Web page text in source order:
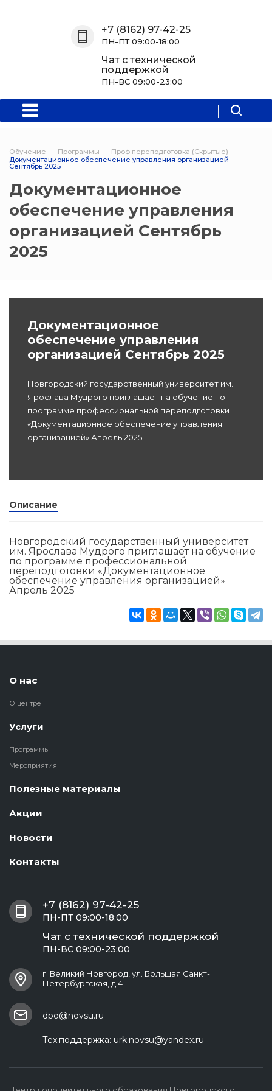
Программы
Программы
Проф
Цифровая
Мероприятия
Информация
+7 (8162) 97-42-25
ПН-ПТ 09:00-18:00
Чат с технической
поддержкой
ПН-ВС 09:00-23:00
Обучение Программы
Проф переподготовка (Скрытые)
Документационное обеспечение управления организацией
Сентябрь 2025
Документационное
обеспечение управления
организацией Сентябрь
2025
Документационное
обеспечение управления
организацией Сентябрь 2025
Новгородский государственный университет им.
Ярослава Мудрого приглашает на обучение по
программе профессиональной переподготовки
«Документационное обеспечение управления
организацией» Апрель 2025
Описание
Новгородский государственный университет
им. Ярослава Мудрого приглашает на обучение
по программе профессиональной
переподготовки «Документационное
обеспечение управления организацией»
Апрель 2025
О нас
О центре
Услуги
Программы
Мероприятия
Полезные материалы
Акции
Новости
Контакты
+7 (8162) 97-42-25
ПН-ПТ 09:00-18:00
Чат с технической поддержкой
ПН-ВС 09:00-23:00
г. Великий Новгород, ул. Большая Санкт-
Петербургская, д.41
dpo@novsu.ru
Тех.поддержка: urk.novsu@yandex.ru